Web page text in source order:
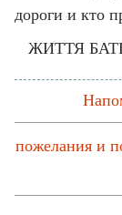
дороги и кто
ЖИТТЯ
пожелания и